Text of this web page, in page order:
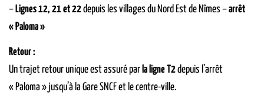
– Lignes 12, 21 et 22depuis les villages du Nord Est de Nîmes –arrêt
« Paloma »
Retour :
Un trajet retour unique est assuré par la ligne T2depuis l’arrêt
« Paloma » jusqu’à la Gare SNCF et le centre-ville.